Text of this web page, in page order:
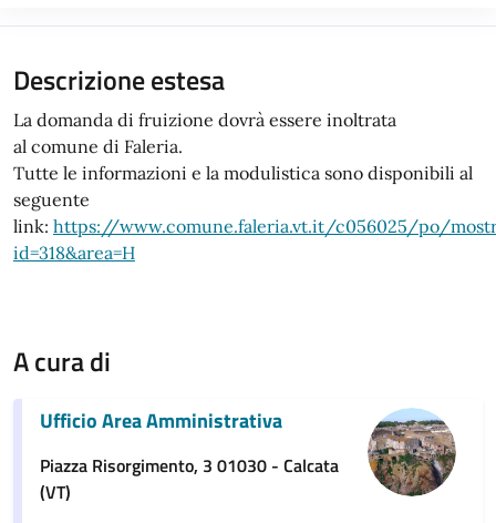
Descrizione estesa
La domanda di fruizione dovrà essere inoltrata
al comune di Faleria.
Tutte le informazioni e la modulistica sono disponibili al
seguente
link: https://www.comune.faleria.vt.it/c056025/po/
id=318&area=H
A cura di
Ufficio Area Amministrativa
Piazza Risorgimento, 3 01030 - Calcata
(VT)